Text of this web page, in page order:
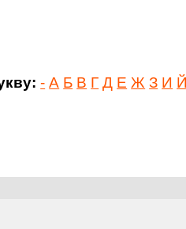
- А Б В Г Д Е Ж З И Й